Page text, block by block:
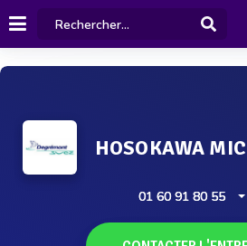
HOSOKAWA
01 60 91 80 55